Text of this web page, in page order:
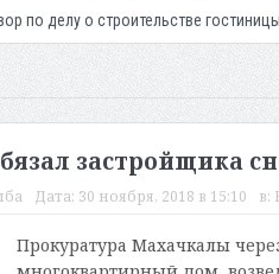
гостиницы у Ханагского
застройщика
Дата: 30 ноября, 2018 в 15:10 в:
Прокуратура Махачкалы